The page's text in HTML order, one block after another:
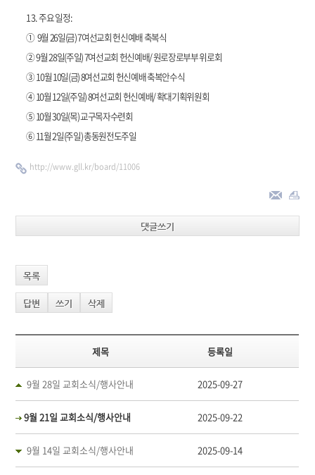
13.주요일정:
①9월26일(금) 7여선교회 헌신예배 축복식
②9월28일(주일) 7여선교회 헌신예배/원로장로부부 위로회
③10월10일(금) 8여선교회 헌신예배 축복안수식
④10월12일(주일) 8여선교회 헌신예배/확대기획위원회
⑤10월30일(목)교구목자수련회
⑥11월2일(주일)총동원전도주일
http://www.gll.kr/board/11006
댓글쓰기
목록
답변 쓰기 삭제
제목 등록일
9월 28일 교회소식/행사안내 2025-09-27
9월 21일 교회소식/행사안내 2025-09-22
9월 14일 교회소식/행사안내 2025-09-14